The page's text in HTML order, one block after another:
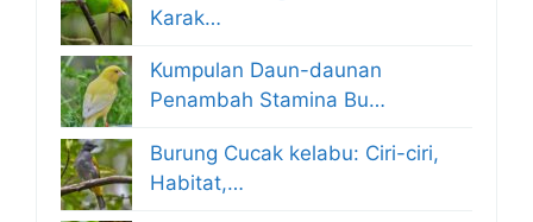
Karak…
Kumpulan Daun-daunan
Penambah Stamina Bu…
Burung Cucak kelabu: Ciri-ciri,
Habitat,…